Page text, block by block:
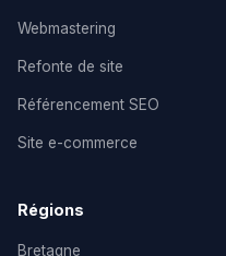
Webmastering
Refonte de site
Référencement SEO
Site e-commerce
Régions
Bretagne